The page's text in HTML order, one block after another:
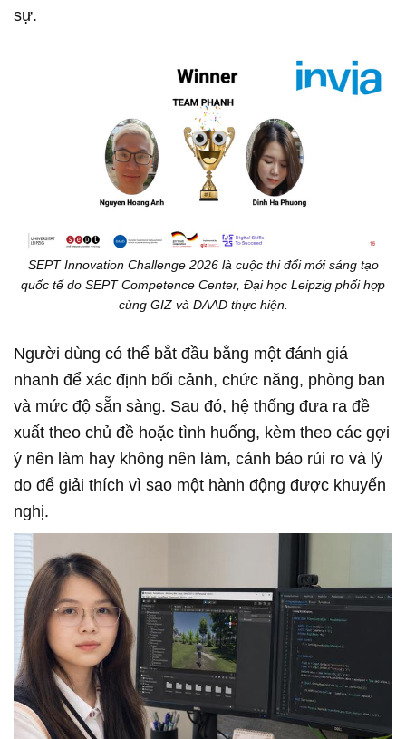
sự.
SEPT Innovation Challenge 2026 là cuộc thi đổi mới sáng tạo
quốc tế do SEPT Competence Center, Đại học Leipzig phối hợp
cùng GIZ và DAAD thực hiện.
Người dùng có thể bắt đầu bằng một đánh giá
nhanh để xác định bối cảnh, chức năng, phòng ban
và mức độ sẵn sàng. Sau đó, hệ thống đưa ra đề
xuất theo chủ đề hoặc tình huống, kèm theo các gợi
ý nên làm hay không nên làm, cảnh báo rủi ro và lý
do để giải thích vì sao một hành động được khuyến
nghị.